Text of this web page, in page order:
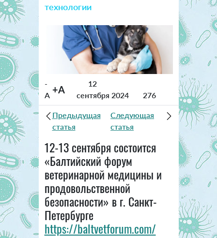
технологии
-
A +A
12
сентября 2024
276
Предыдущая
статья
Следующая
статья
12-13 сентября состоится
«Балтийский форум
ветеринарной медицины и
продовольственной
безопасности» в г. Санкт-
Петербурге
https://baltvetforum.com/